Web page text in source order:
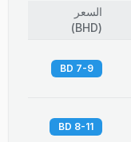
السعر
(
BHD
)
7-9 BD
8-11 BD